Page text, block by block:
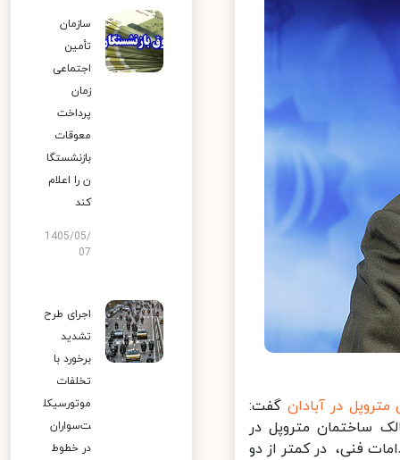
در آبادانگفت:
ساختمان متروپل در
فنی، در کمتر از دو
سازمان
تأمین
اجتماعی
زمان
پرداخت
معوقات
بازنشستگا
ن را اعلام
کند
1405/05/
07
اجرای طرح
تشدید
برخورد با
تخلفات
موتورسیکل
ت‌سواران
در خطوط